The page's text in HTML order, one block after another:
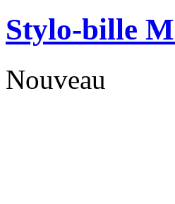
Stylo-bille
Nouveau